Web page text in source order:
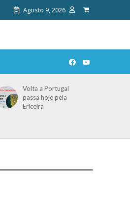
Agosto 9, 2026
Volta a Portugal
passa hoje pela
Ericeira